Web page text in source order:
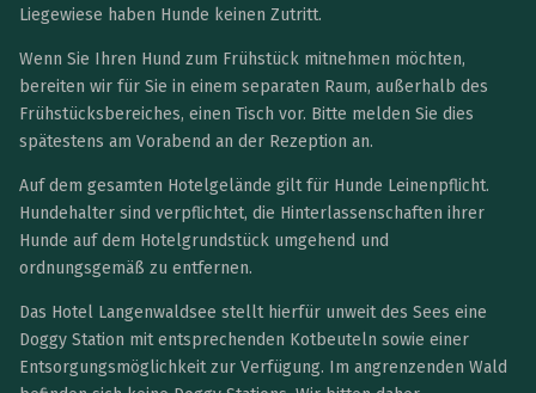
Liegewiese haben Hunde keinen Zutritt.
Wenn Sie Ihren Hund zum Frühstück mitnehmen möchten,
bereiten wir für Sie in einem separaten Raum, außerhalb des
Frühstücksbereiches, einen Tisch vor. Bitte melden Sie dies
spätestens am Vorabend an der Rezeption an.
Auf dem gesamten Hotelgelände gilt für Hunde Leinenpflicht.
Hundehalter sind verpflichtet, die Hinterlassenschaften ihrer
Hunde auf dem Hotelgrundstück umgehend und
ordnungsgemäß zu entfernen.
Das Hotel Langenwaldsee stellt hierfür unweit des Sees eine
Doggy Station mit entsprechenden Kotbeuteln sowie einer
Entsorgungsmöglichkeit zur Verfügung. Im angrenzenden Wald